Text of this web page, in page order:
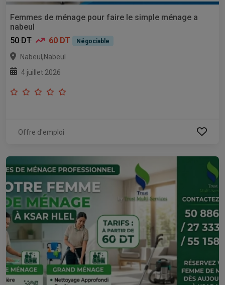
Femmes de ménage pour faire le simple ménage a
nabeul
50 DT
60 DT Négociable
Nabeul ,Nabeul
4 juillet 2026
Offre d'emploi